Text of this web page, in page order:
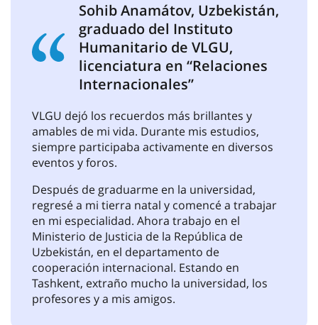
Sohib Anamátov, Uzbekistán,
graduado del Instituto
Humanitario de VLGU,
licenciatura en “Relaciones
Internacionales”
VLGU dejó los recuerdos más brillantes y
amables de mi vida. Durante mis estudios,
siempre participaba activamente en diversos
eventos y foros.
Después de graduarme en la universidad,
regresé a mi tierra natal y comencé a trabajar
en mi especialidad. Ahora trabajo en el
Ministerio de Justicia de la República de
Uzbekistán, en el departamento de
cooperación internacional. Estando en
Tashkent, extraño mucho la universidad, los
profesores y a mis amigos.